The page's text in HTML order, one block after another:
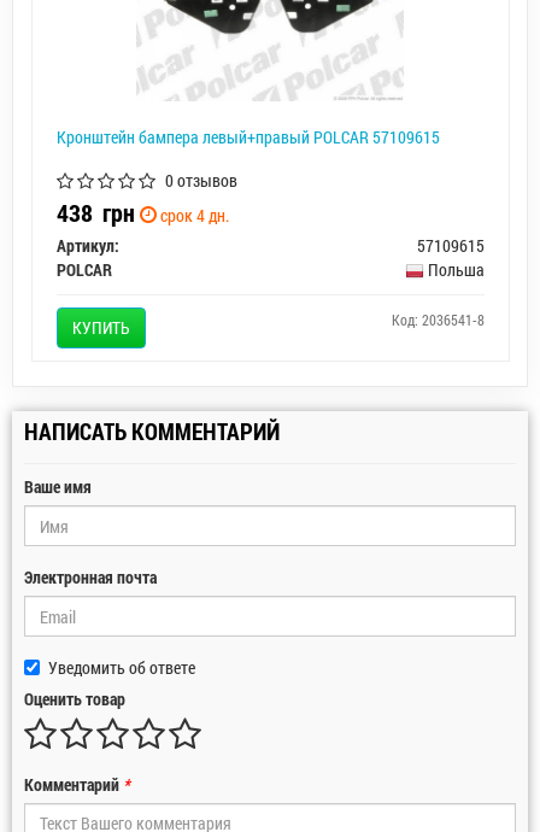
Кронштейн бампера левый+правый POLCAR 57109615
0 отзывов
438 грн
срок 4 дн.
Артикул:
57109615
POLCAR
Польша
КУПИТЬ Код: 2036541-8
НАПИСАТЬ КОММЕНТАРИЙ
Ваше имя
Электронная почта
Уведомить об ответе
Оценить товар
Комментарий *